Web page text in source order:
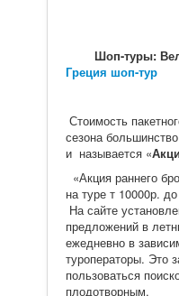
Шоп-туры:
Греция шоп-тур
Стоимость
сезона
и называется «
«Акция раннего
на туре т 10000р.
На сайте
предложений в
ежедневно в
туроператоры. Это
пользоваться
плодотворным.